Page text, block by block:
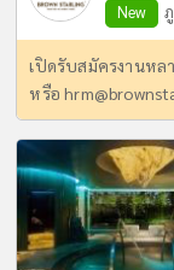
New
เปิดรับสมัครงานหล
หรือ